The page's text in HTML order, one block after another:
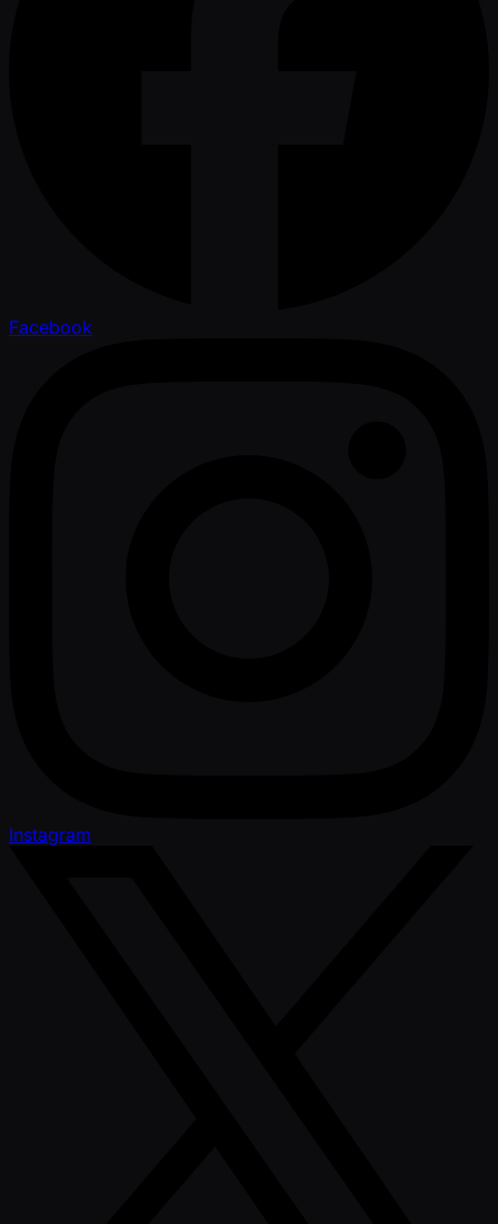
Facebook
Instagram